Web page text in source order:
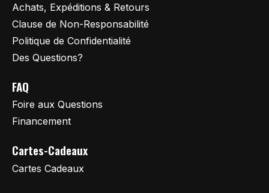
Achats, Expéditions & Retours
Clause de Non-Responsabilité
Politique de Confidentialité
Des Questions?
FAQ
Foire aux Questions
Financement
Cartes-Cadeaux
Cartes Cadeaux